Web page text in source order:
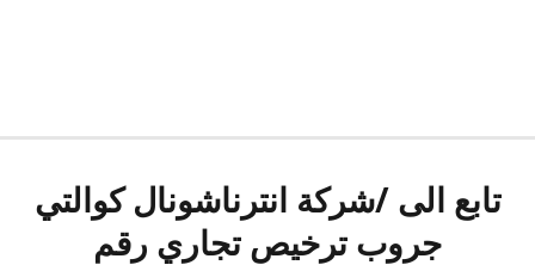
تابع الى /شركة انترناشونال كوالتي
جروب ترخيص تجاري رقم